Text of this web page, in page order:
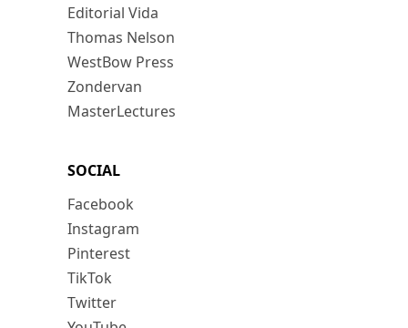
Editorial Vida
Thomas Nelson
WestBow Press
Zondervan
MasterLectures
SOCIAL
Facebook
Instagram
Pinterest
TikTok
Twitter